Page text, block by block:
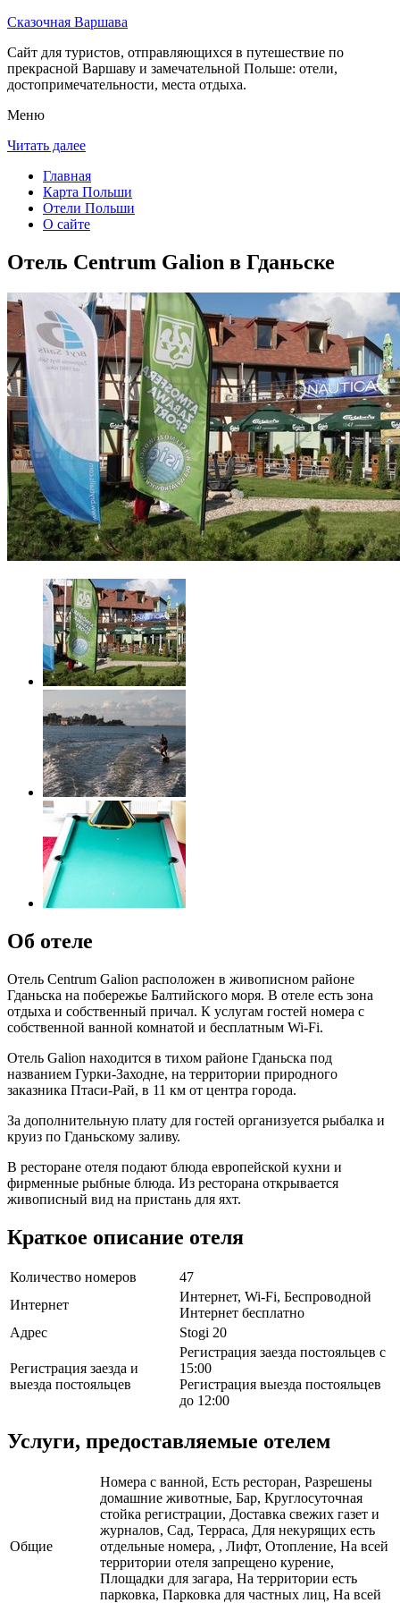
Сказочная Варшава
Сайт для туристов, отправляющихся в путешествие по
прекрасной Варшаву и замечательной Польше: отели,
достопримечательности, места отдыха.
Меню
Читать далее
Главная
Карта Польши
Отели Польши
О сайте
Отель Centrum Galion в Гданьске
Об отеле
Отель Centrum Galion расположен в живописном районе
Гданьска на побережье Балтийского моря. В отеле есть зона
отдыха и собственный причал. К услугам гостей номера с
собственной ванной комнатой и бесплатным Wi-Fi.
Отель Galion находится в тихом районе Гданьска под
названием Гурки-Заходне, на территории природного
заказника Птаси-Рай, в 11 км от центра города.
За дополнительную плату для гостей организуется рыбалка и
круиз по Гданьскому заливу.
В ресторане отеля подают блюда европейской кухни и
фирменные рыбные блюда. Из ресторана открывается
живописный вид на пристань для яхт.
Краткое описание отеля
Количество номеров
47
Интернет
Интернет, Wi-Fi, Беспроводной
Интернет бесплатно
Адрес
Stogi 20
Регистрация заезда и
выезда постояльцев
Регистрация заезда постояльцев с
15:00
Регистрация выезда постояльцев
до 12:00
Услуги, предоставляемые отелем
Общие
Номера с ванной, Есть ресторан, Разрешены
домашние животные, Бар, Круглосуточная
стойка регистрации, Доставка свежих газет и
журналов, Сад, Терраса, Для некурящих есть
отдельные номера, , Лифт, Отопление, На всей
территории отеля запрещено курение,
Площадки для загара, На территории есть
парковка, Парковка для частных лиц, На всей